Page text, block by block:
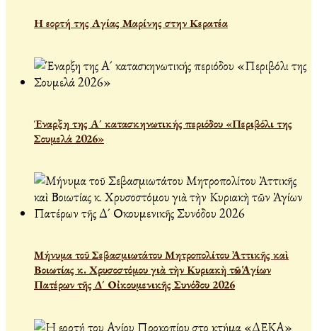
Η εορτή της Αγίας Μαρίνης στην Κερατέα
Έναρξη της Α´ κατασκηνωτικής περιόδου «Περιβόλι της
Σουμελά 2026»
Μήνυμα τοῦ Σεβασμιωτάτου Μητροπολίτου Ἀττικῆς καὶ
Βοιωτίας κ. Χρυσοστόμου γιὰ τὴν Κυριακὴ τῶν Ἁγίων
Πατέρων τῆς Δ´ Οἰκουμενικῆς Συνόδου 2026